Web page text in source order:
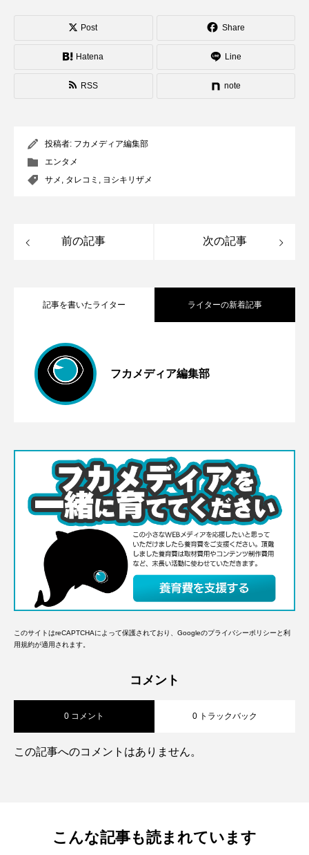
Post Share
Hatena Line
RSS note
投稿者: フカメディア編集部
エンタメ
サメ , タレコミ , ヨシキリザメ
前の記事 次の記事
記事を書いたライター ライターの新着記事
フカメディア編集部
2026.07.12
2026.06.29
展」開催
どう違う？
このサイトはreCAPTCHAによって保護されており、Googleのプライバシーポリシー と利
用規約が適用されます。
コメント
0 コメント 0 トラックバック
この記事へのコメントはありません。
こんな記事も読まれています